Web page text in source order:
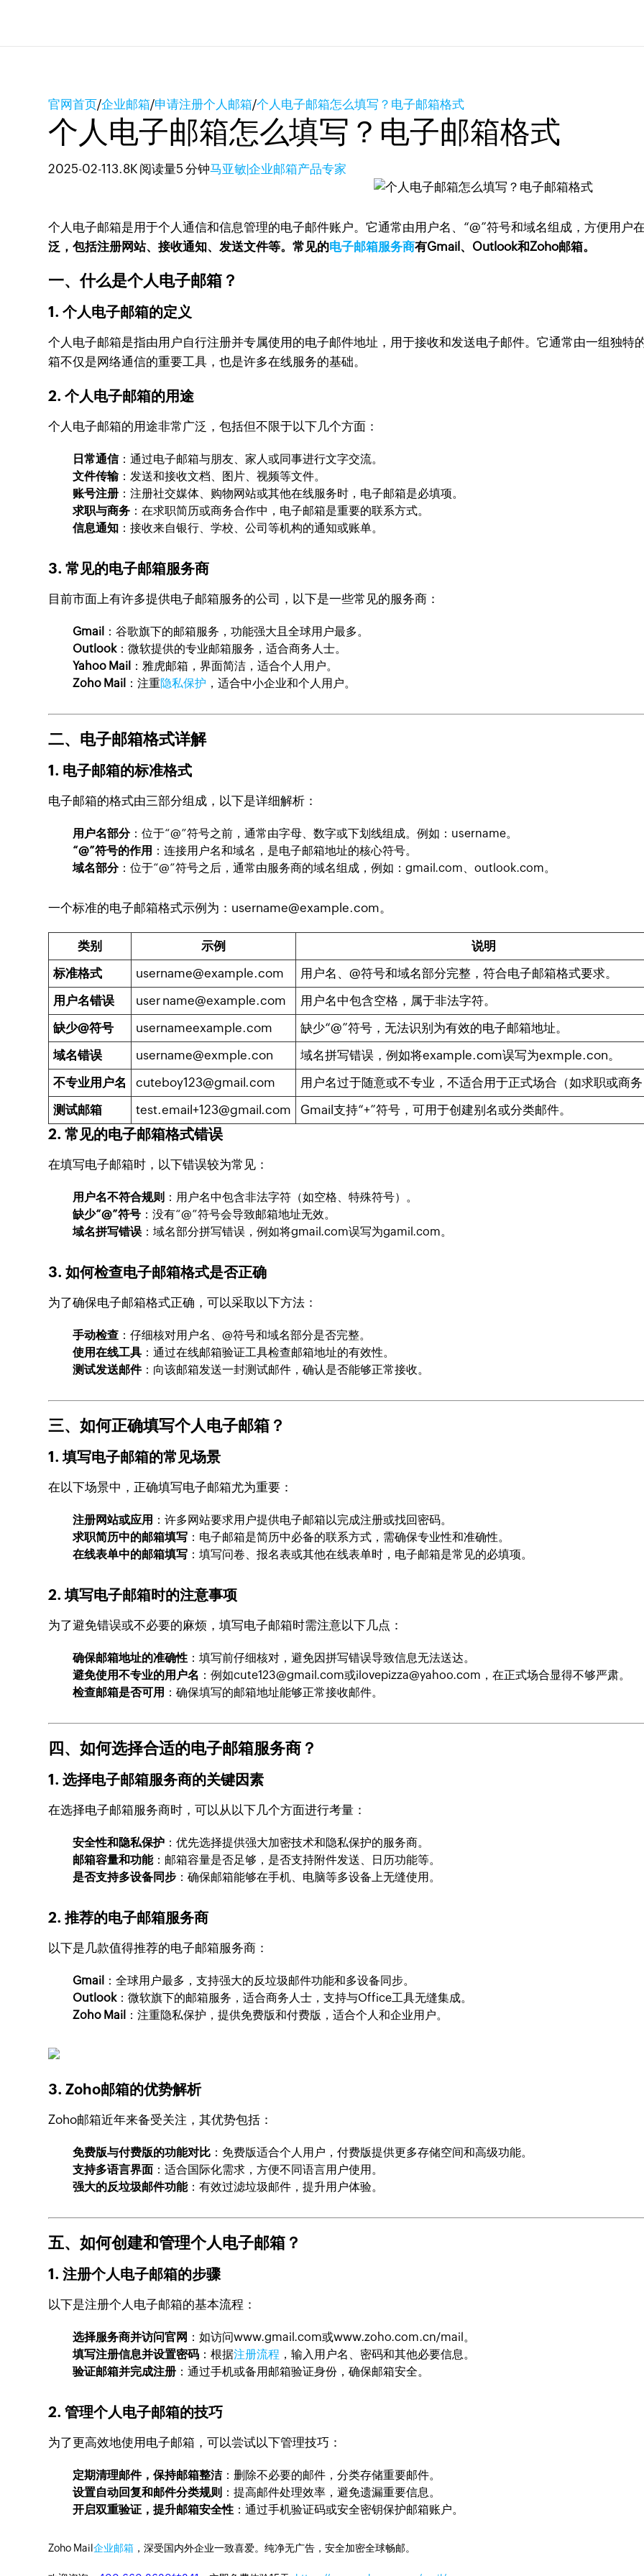
官网首页/企业邮箱/申请注册个人邮箱/个人电子邮箱怎么填写？电子邮箱格式
个人电子邮箱怎么填写？电子邮箱格式
2025-02-11 3.8K 阅读量5 分钟马亚敏|企业邮箱产品专家
个人电子邮箱是用于个人通信和信息管理的电子邮件账户。它通常由用户名、“@”符号和域名组成，方便用户
泛，包括注册网站、接收通知、发送文件等。常见的电子邮箱服务商有Gmail、Outlook和Zoho邮箱。
一、什么是个人电子邮箱？
1. 个人电子邮箱的定义
个人电子邮箱是指由用户自行注册并专属使用的电子邮件地址，用于接收和发送电子邮件。它通常由一组独特
箱不仅是网络通信的重要工具，也是许多在线服务的基础。
2. 个人电子邮箱的用途
个人电子邮箱的用途非常广泛，包括但不限于以下几个方面：
日常通信：通过电子邮箱与朋友、家人或同事进行文字交流。
文件传输：发送和接收文档、图片、视频等文件。
账号注册 ：注册社交媒体、购物网站或其他在线服务时，电子邮箱是必填项。
求职与商务 ：在求职简历或商务合作中，电子邮箱是重要的联系方式。
信息通知 ：接收来自银行、学校、公司等机构的通知或账单。
3. 常见的电子邮箱服务商
目前市面上有许多提供电子邮箱服务的公司，以下是一些常见的服务商：
Gmail ：谷歌旗下的邮箱服务，功能强大且全球用户最多。
Outlook：微软提供的专业邮箱服务，适合商务人士。
Yahoo Mail ：雅虎邮箱，界面简洁，适合个人用户。
Zoho Mail ：注重隐私保护 ，适合中小企业和个人用户。
二、电子邮箱格式详解
1. 电子邮箱的标准格式
电子邮箱的格式由三部分组成，以下是详细解析：
用户名部分：位于“@”符号之前，通常由字母、数字或下划线组成。例如： username。
“@”符号的作用 ：连接用户名和域名，是电子邮箱地址的核心符号。
域名部分：位于“@”符号之后，通常由服务商的域名组成，例如：gmail.com、outlook.com。
一个标准的电子邮箱格式示例为： username@example.com。
类别 示例
说明
标准格式
username@example.com
用户名、@符号和域名部分完整，符合电子邮箱格式要求。
用户名错误
user name@example.com
用户名中包含空格，属于非法字符。
缺少@符号
usernameexample.com
缺少“@”符号，无法识别为有效的电子邮箱地址。
域名错误
username@exmple.con 域名拼写错误，例如将example.com误写为exmple.con。
不专业用户名
cuteboy123@gmail.com
用户名过于随意或不专业，不适合用于正式场合（如求职或商
测试邮箱
test.email+123@gmail.com Gmail支持“+”符号，可用于创建别名或分类邮件。
2. 常见的电子邮箱格式错误
在填写电子邮箱时，以下错误较为常见：
用户名不符合规则 ：用户名中包含非法字符（如空格、特殊符号）。
缺少“@”符号 ：没有“@”符号会导致邮箱地址无效。
域名拼写错误 ：域名部分拼写错误，例如将gmail.com误写为gamil.com。
3. 如何检查电子邮箱格式是否正确
为了确保电子邮箱格式正确，可以采取以下方法：
手动检查 ：仔细核对用户名、@符号和域名部分是否完整。
使用在线工具 ：通过在线邮箱验证工具检查邮箱地址的有效性。
测试发送邮件：向该邮箱发送一封测试邮件，确认是否能够正常接收。
三、如何正确填写个人电子邮箱？
1. 填写电子邮箱的常见场景
在以下场景中，正确填写电子邮箱尤为重要：
注册网站或应用 ：许多网站要求用户提供电子邮箱以完成注册或找回密码。
求职简历中的邮箱填写 ：电子邮箱是简历中必备的联系方式，需确保专业性和准确性。
在线表单中的邮箱填写 ：填写问卷、报名表或其他在线表单时，电子邮箱是常见的必填项。
2. 填写电子邮箱时的注意事项
为了避免错误或不必要的麻烦，填写电子邮箱时需注意以下几点：
确保邮箱地址的准确性 ：填写前仔细核对，避免因拼写错误导致信息无法送达。
避免使用不专业的用户名 ：例如cute123@gmail.com或ilovepizza@yahoo.com ，在正式场合显得不够严肃。
检查邮箱是否可用 ：确保填写的邮箱地址能够正常接收邮件。
四、如何选择合适的电子邮箱服务商？
1. 选择电子邮箱服务商的关键因素
在选择电子邮箱服务商时，可以从以下几个方面进行考量：
安全性和隐私保护 ：优先选择提供强大加密技术和隐私保护的服务商。
邮箱容量和功能：邮箱容量是否足够，是否支持附件发送、日历功能等。
是否支持多设备同步 ：确保邮箱能够在手机、电脑等多设备上无缝使用。
2. 推荐的电子邮箱服务商
以下是几款值得推荐的电子邮箱服务商：
Gmail ：全球用户最多，支持强大的反垃圾邮件功能和多设备同步。
Outlook：微软旗下的邮箱服务，适合商务人士，支持与Office工具无缝集成。
Zoho Mail ：注重隐私保护，提供免费版和付费版，适合个人和企业用户。
3. Zoho邮箱的优势解析
Zoho邮箱近年来备受关注，其优势包括：
免费版与付费版的功能对比 ：免费版适合个人用户，付费版提供更多存储空间和高级功能。
支持多语言界面 ：适合国际化需求，方便不同语言用户使用。
强大的反垃圾邮件功能：有效过滤垃圾邮件，提升用户体验。
五、如何创建和管理个人电子邮箱？
1. 注册个人电子邮箱的步骤
以下是注册个人电子邮箱的基本流程：
选择服务商并访问官网 ：如访问www.gmail.com或www.zoho.com.cn/mail。
填写注册信息并设置密码 ：根据注册流程 ，输入用户名、密码和其他必要信息。
验证邮箱并完成注册 ：通过手机或备用邮箱验证身份，确保邮箱安全。
2. 管理个人电子邮箱的技巧
为了更高效地使用电子邮箱，可以尝试以下管理技巧：
定期清理邮件，保持邮箱整洁：删除不必要的邮件，分类存储重要邮件。
设置自动回复和邮件分类规则 ：提高邮件处理效率，避免遗漏重要信息。
开启双重验证，提升邮箱安全性 ：通过手机验证码或安全密钥保护邮箱账户。
Zoho Mail企业邮箱 ，深受国内外企业一致喜爱。纯净无广告，安全加密全球畅邮。